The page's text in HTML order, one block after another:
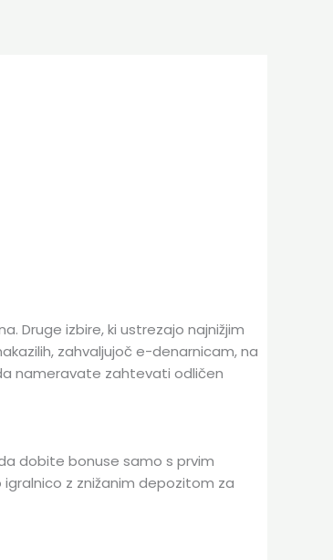
Druge izbire, ki ustrezajo najnižjim
zahvaljujoč e-denarnicam, na
nameravate zahtevati odličen
dobite bonuse samo s prvim
igralnico z znižanim depozitom za